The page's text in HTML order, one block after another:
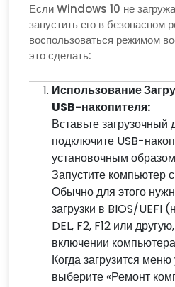
Если Windows 10 не
запустить его в безопасном
воспользоваться режимом
это сделать:
Использование
USB-накопителя:
Вставьте
подключите USB-
установочным
Запустите компьютер
Обычно для этого
загрузки в BIOS/UEFI
DEL, F2, F12 или
включении
Когда загрузится
выберите «Ремонт